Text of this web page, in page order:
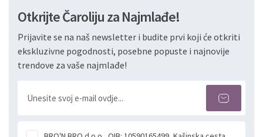
Otkrijte Čaroliju za Najmlađe!
Prijavite se na naš newsletter i budite prvi koji će otkriti
ekskluzivne pogodnosti, posebne popuste i najnovije
trendove za vaše najmlađe!